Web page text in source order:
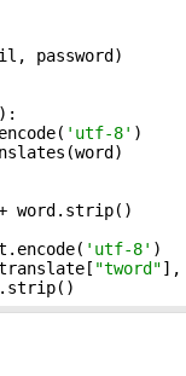
password)
'utf-8' )
word.strip()
'utf-8' )
"tword"],